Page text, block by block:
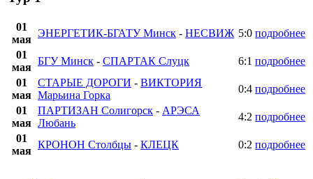
01
мая
ЭНЕРГЕТИК-БГАТУ Минск - НЕСВИЖ 5:0 подробнее
01
мая
БГУ Минск - СПАРТАК Слуцк 6:1 подробнее
01
мая
СТАРЫЕ ДОРОГИ - ВИКТОРИЯ
Марьина Горка
0:4 подробнее
01
мая
ПАРТИЗАН Солигорск - АРЭСА
Любань
4:2 подробнее
01
мая
КРОНОН Столбцы - КЛЕЦК 0:2 подробнее